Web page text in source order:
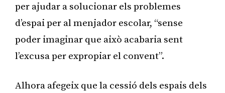
per ajudar a solucionar els problemes
d’espai per al menjador escolar, “sense
poder imaginar que això acabaria sent
l’excusa per expropiar el convent”.
Alhora afegeix que la cessió dels espais dels